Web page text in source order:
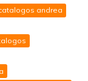
andrea